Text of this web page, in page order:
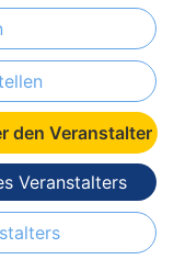
den Veranstalter
Veranstalters